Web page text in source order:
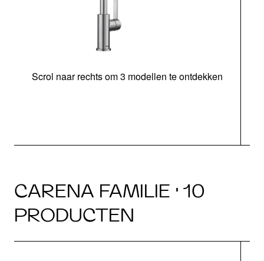
Scrol naar rechts om 3 modellen te ontdekken
CARENA FAMILIE · 10
PRODUCTEN